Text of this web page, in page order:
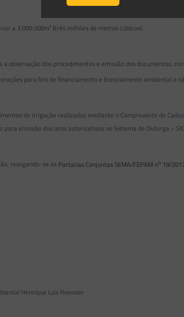
3.000.000m³ (três milhões de metros cúbicos).
dos procedimentos e emissão dos documentos,
para fins de financiamento e licenciamento ambiental e
de irrigação realizados mediante o Comprovante de
emissão dos atos autorizativos no Sistema de Outorga –
revogando-se as Portarias Conjuntas SEMA/FEPAM no 19/
Henrique Luis Roessler